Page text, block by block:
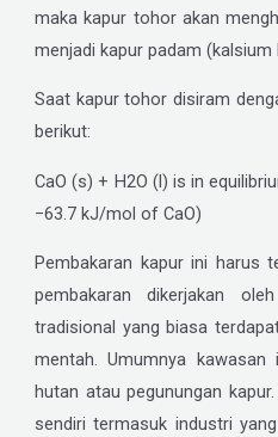
maka kapur tohor akan
menjadi kapur padam (kalsium
Saat kapur tohor disiram
berikut:
CaO (s) + H2O (l) is in
−63.7 kJ/mol of CaO)
Pembakaran kapur ini harus
pembakaran dikerjakan
tradisional yang biasa
mentah. Umumnya
hutan atau pegunungan
sendiri termasuk industri